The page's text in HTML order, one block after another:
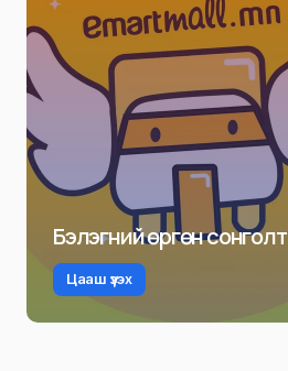
Бэлэгний өргөн сонголт
Цааш үзэх